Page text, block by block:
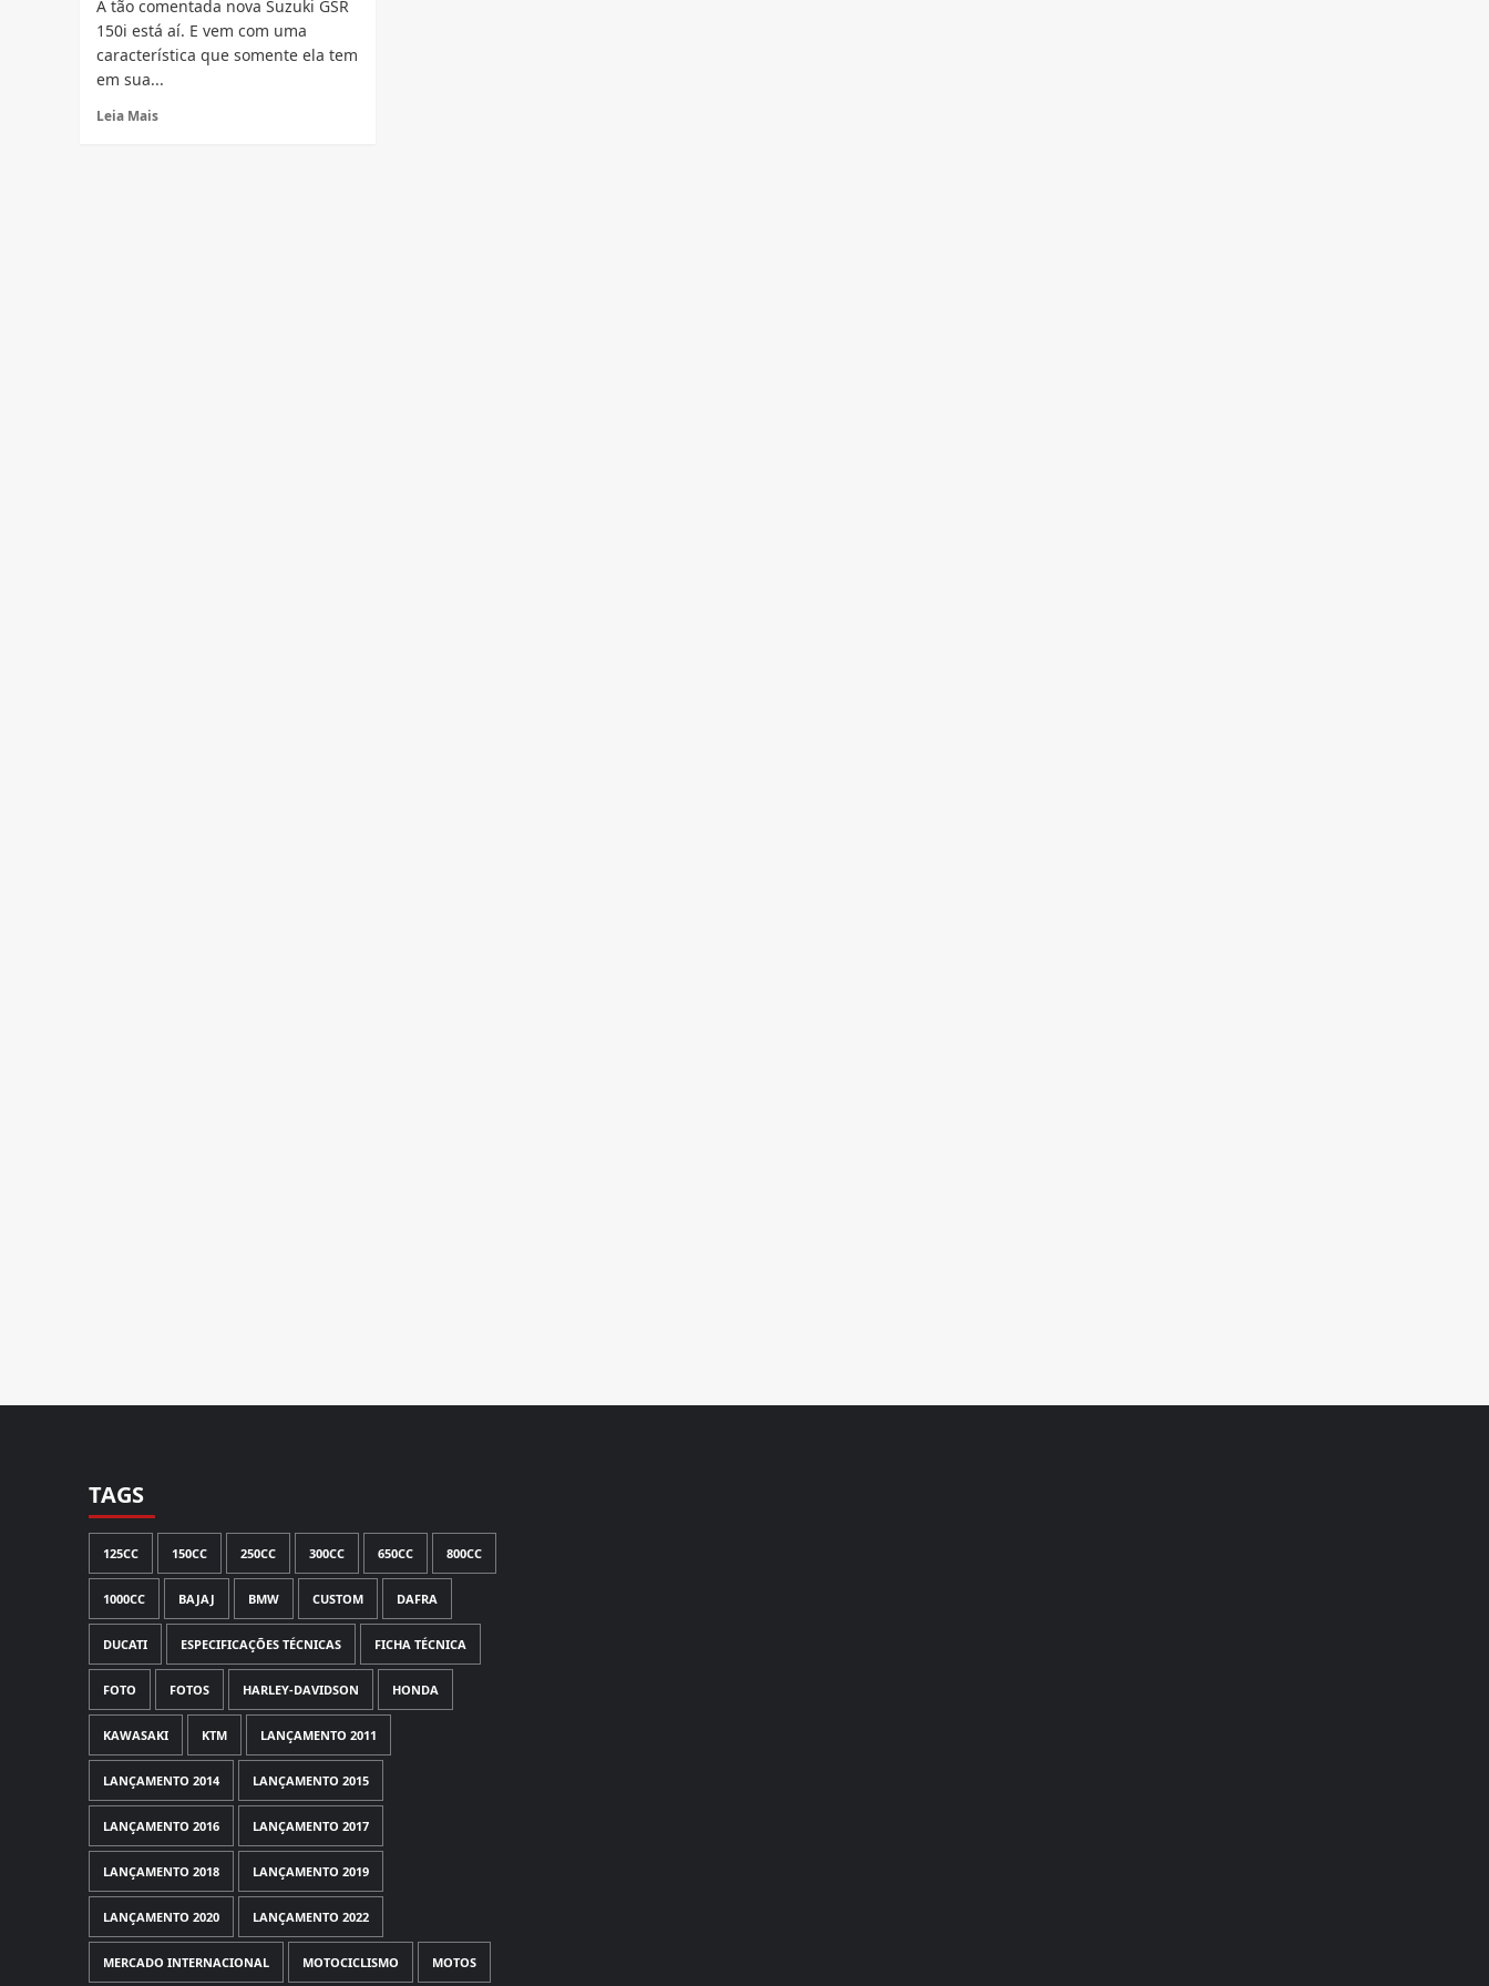
A tão comentada nova Suzuki GSR
150i está aí. E vem com uma
característica que somente ela tem
em sua...
Leia Mais
TAGS
125CC 150CC 250CC 300CC 650CC 800CC
1000CC BAJAJ BMW CUSTOM DAFRA
DUCATI ESPECIFICAÇÕES TÉCNICAS FICHA TÉCNICA
FOTO FOTOS HARLEY-DAVIDSON HONDA
KAWASAKI KTM LANÇAMENTO 2011
LANÇAMENTO 2014 LANÇAMENTO 2015
LANÇAMENTO 2016 LANÇAMENTO 2017
LANÇAMENTO 2018 LANÇAMENTO 2019
LANÇAMENTO 2020 LANÇAMENTO 2022
MERCADO INTERNACIONAL MOTOCICLISMO MOTOS